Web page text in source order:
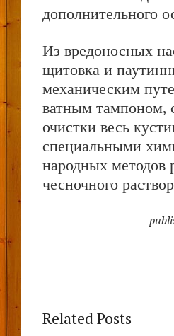
дополнительного
Из вредоносных
щитовка и
механическим
ватным тампоном,
очистки весь
специальными
народных методов
чесночного
Related Posts